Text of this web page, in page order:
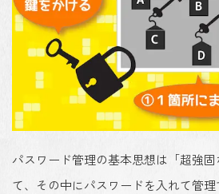
パスワード管理の基本思想は「超強
て、その中にパスワードを入れて管理